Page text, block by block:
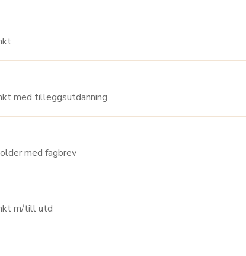
Adjunkt
skole , Adjunkt med tilleggsutdanning
skole , Renholder med fagbrev
skole , Adjunkt m/till utd